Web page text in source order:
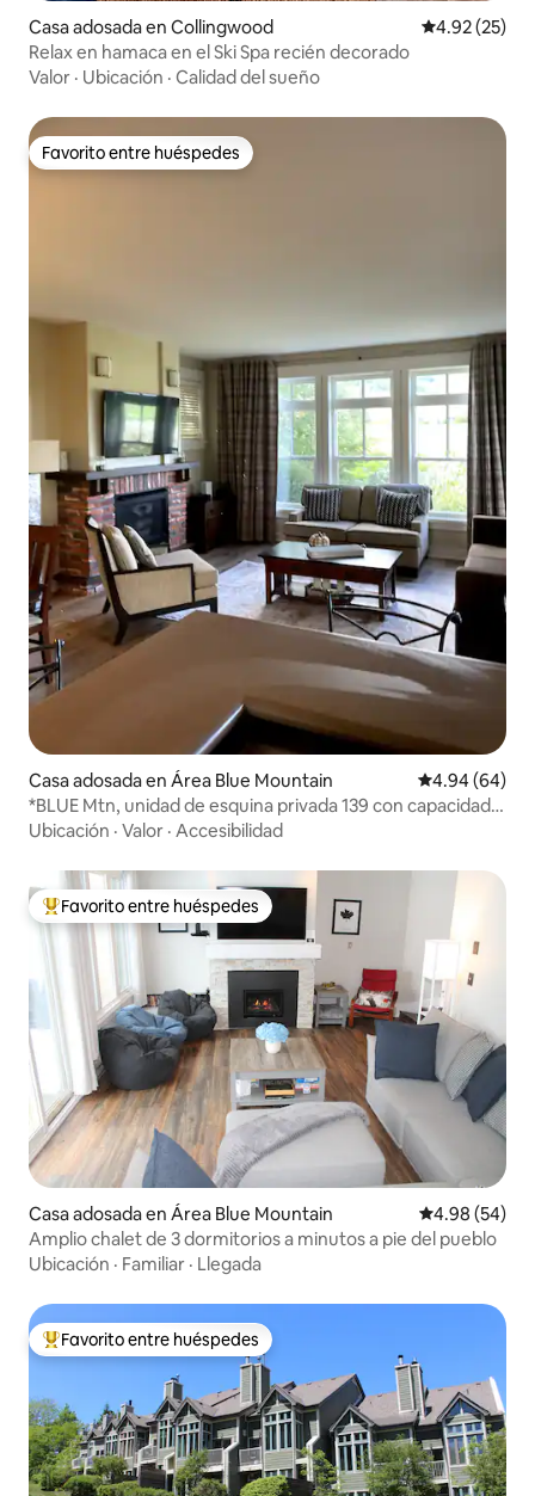
Casa adosada en Collingwood Calificación
4.92 (25)
Relax en hamaca en el Ski Spa recién decorado
Valor · Ubicación · Calidad del sueño
Favorito entre huéspedes
Favorito entre huéspedes
Casa adosada en Área Blue Mountain Calificación
4.94 (64)
*BLUE Mtn, unidad de esquina privada 139 con capacidad
para 6 personas*
Ubicación · Valor · Accesibilidad
De los mejores en Favorito entre huéspedes
Favorito entre huéspedes
Casa adosada en Área Blue Mountain Calificación
4.98 (54)
Amplio chalet de 3 dormitorios a minutos a pie del pueblo
Ubicación · Familiar · Llegada
De los mejores en Favorito entre huéspedes
Favorito entre huéspedes